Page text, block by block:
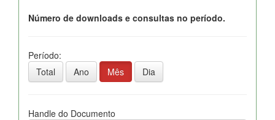
Número de downloads e consultas no período.
Período:
Total
Ano Mês Dia
Handle do Documento